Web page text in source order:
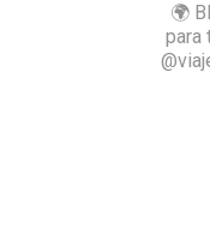
🌍
para